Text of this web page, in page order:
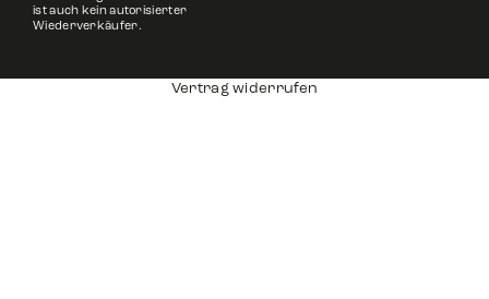
ist auch kein autorisierter
Wiederverkäufer.
Vertrag widerrufen